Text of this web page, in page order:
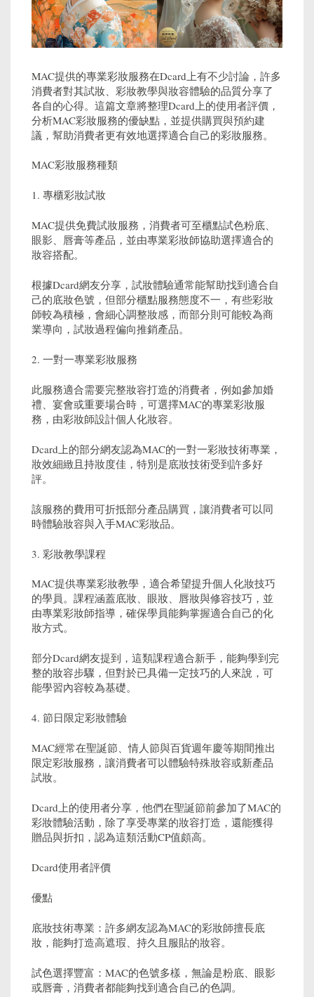
MAC提供的專業彩妝服務在Dcard上有不少討論，許多
消費者對其試妝、彩妝教學與妝容體驗的品質分享了
各自的心得。這篇文章將整理Dcard上的使用者評價，
分析MAC彩妝服務的優缺點，並提供購買與預約建
議，幫助消費者更有效地選擇適合自己的彩妝服務。
MAC彩妝服務種類
1. 專櫃彩妝試妝
MAC提供免費試妝服務，消費者可至櫃點試色粉底、
眼影、唇膏等產品，並由專業彩妝師協助選擇適合的
妝容搭配。
根據Dcard網友分享，試妝體驗通常能幫助找到適合自
己的底妝色號，但部分櫃點服務態度不一，有些彩妝
師較為積極，會細心調整妝感，而部分則可能較為商
業導向，試妝過程偏向推銷產品。
2. 一對一專業彩妝服務
此服務適合需要完整妝容打造的消費者，例如參加婚
禮、宴會或重要場合時，可選擇MAC的專業彩妝服
務，由彩妝師設計個人化妝容。
Dcard上的部分網友認為MAC的一對一彩妝技術專業，
妝效細緻且持妝度佳，特別是底妝技術受到許多好
評。
該服務的費用可折抵部分產品購買，讓消費者可以同
時體驗妝容與入手MAC彩妝品。
3. 彩妝教學課程
MAC提供專業彩妝教學，適合希望提升個人化妝技巧
的學員。課程涵蓋底妝、眼妝、唇妝與修容技巧，並
由專業彩妝師指導，確保學員能夠掌握適合自己的化
妝方式。
部分Dcard網友提到，這類課程適合新手，能夠學到完
整的妝容步驟，但對於已具備一定技巧的人來說，可
能學習內容較為基礎。
4. 節日限定彩妝體驗
MAC經常在聖誕節、情人節與百貨週年慶等期間推出
限定彩妝服務，讓消費者可以體驗特殊妝容或新產品
試妝。
Dcard上的使用者分享，他們在聖誕節前參加了MAC的
彩妝體驗活動，除了享受專業的妝容打造，還能獲得
贈品與折扣，認為這類活動CP值頗高。
Dcard使用者評價
優點
底妝技術專業：許多網友認為MAC的彩妝師擅長底
妝，能夠打造高遮瑕、持久且服貼的妝容。
試色選擇豐富：MAC的色號多樣，無論是粉底、眼影
或唇膏，消費者都能夠找到適合自己的色調。